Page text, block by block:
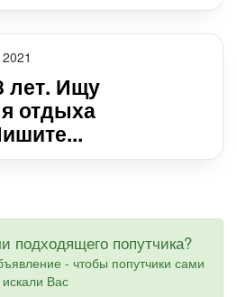
лет. Ищу
отдыха
подходящего попутчика?
- чтобы попутчики сами
искали Вас